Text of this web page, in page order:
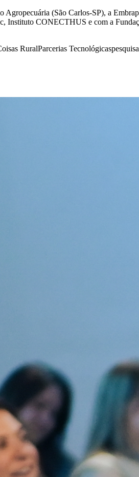
(São Carlos-SP), a
Instituto CONECTHUS e com a
RuralParcerias Tecnológicas